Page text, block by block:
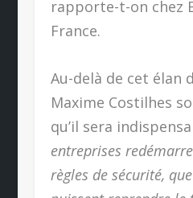
rapporte-t-on chez
France.
Au-delà de cet élan
Maxime Costilhes
qu’il sera
entreprises
règles de sécurité,